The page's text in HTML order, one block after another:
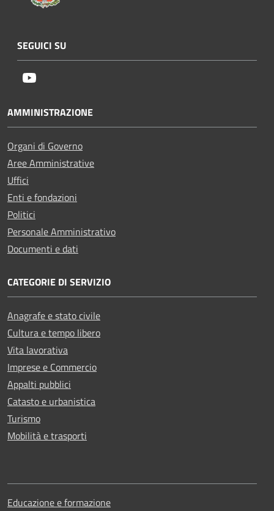
SEGUICI SU
AMMINISTRAZIONE
Organi di Governo
Aree Amministrative
Uffici
Enti e fondazioni
Politici
Personale Amministrativo
Documenti e dati
CATEGORIE DI SERVIZIO
Anagrafe e stato civile
Cultura e tempo libero
Vita lavorativa
Imprese e Commercio
Appalti pubblici
Catasto e urbanistica
Turismo
Mobilità e trasporti
Educazione e formazione